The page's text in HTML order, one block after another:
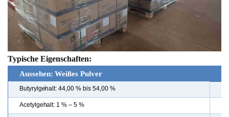
Typische Eigenschaften:
Aussehen: Weißes Pulver
Butyrylgehalt:44,00 % bis 54,00 %
Acetylgehalt: 1 % – 5 %